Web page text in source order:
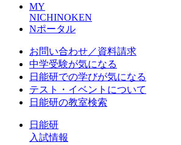
MY
NICHINOKEN
Nポータル
お問い合わせ／資料請求
中学受験が気になる
日能研での学びが気になる
テスト・イベントについて
日能研の教室検索
日能研
入試情報